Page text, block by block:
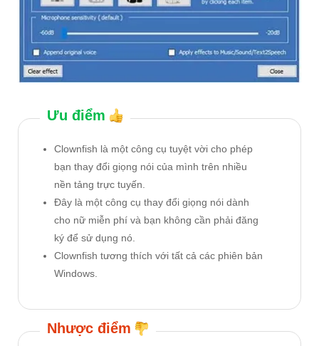
Ưu điểm
Clownfish là một công cụ tuyệt vời cho phép
bạn thay đổi giọng nói của mình trên nhiều
nền tảng trực tuyến.
Đây là một công cụ thay đổi giọng nói dành
cho nữ miễn phí và bạn không cần phải đăng
ký để sử dụng nó.
Clownfish tương thích với tất cả các phiên bản
Windows.
Nhược điểm